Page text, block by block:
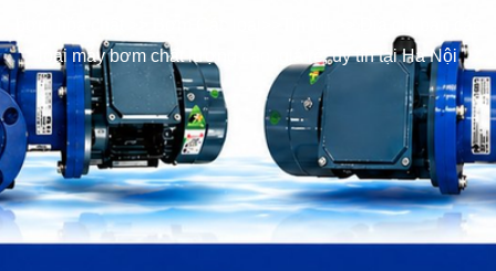
loại máy bơm chất lượng cao, giá rẻ, uy tín tại Hà Nội